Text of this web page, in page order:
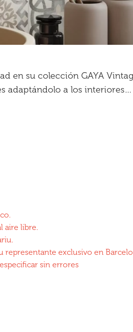
en su colección GAYA
adaptándolo a los interiores…
aire libre.
representante exclusivo en
sin errores